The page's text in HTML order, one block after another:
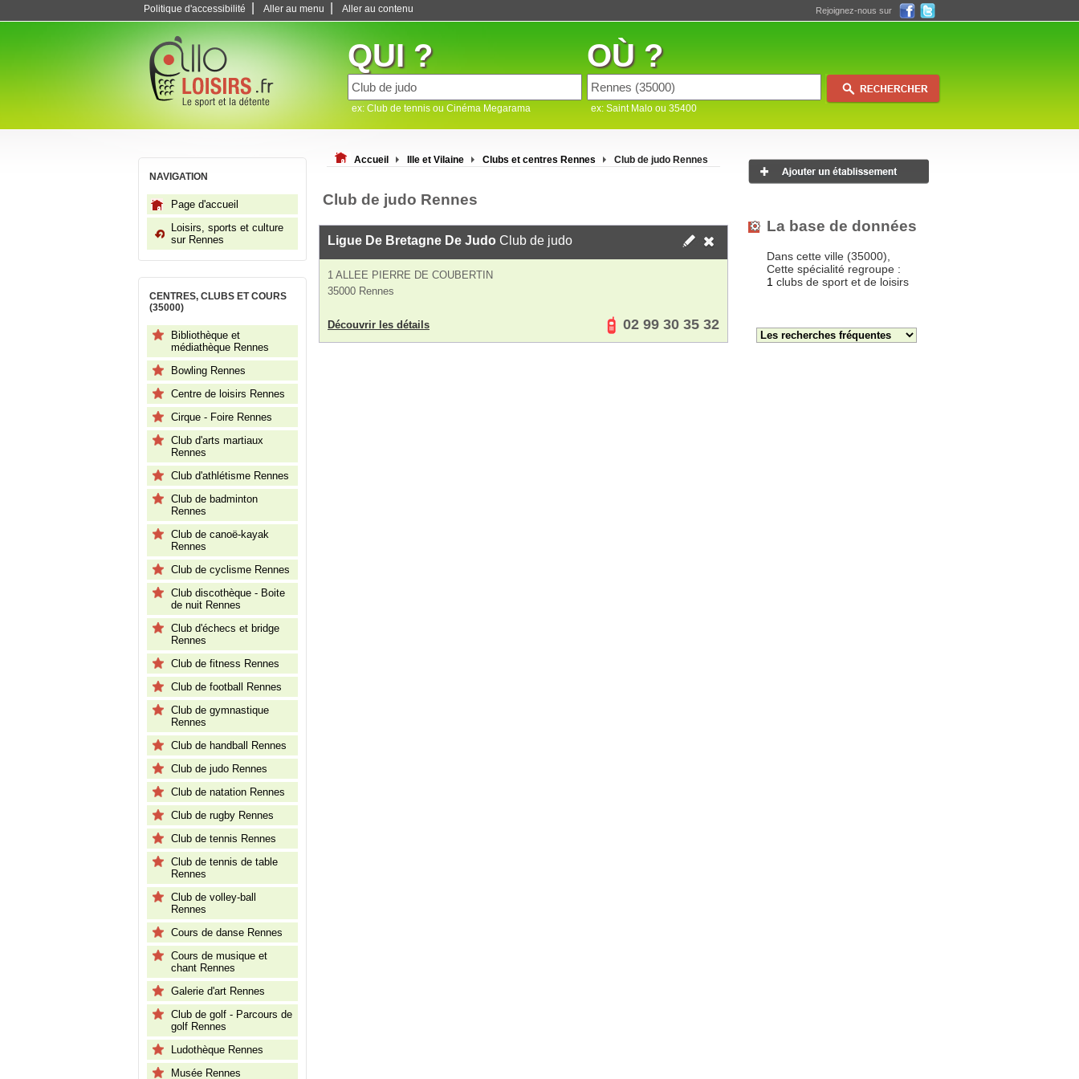
Politique d'accessibilité Aller au menu Aller au contenu Rejoignez-nous sur
QUI ?
ex: Club de tennis ou Cinéma Megarama
OÙ ?
ex: Saint Malo ou 35400
NAVIGATION
Page d'accueil
Loisirs, sports et culture
sur Rennes
CENTRES, CLUBS ET COURS
(35000)
Bibliothèque et
médiathèque Rennes
Bowling Rennes
Centre de loisirs Rennes
Cirque - Foire Rennes
Club d'arts martiaux
Rennes
Club d'athlétisme Rennes
Club de badminton
Rennes
Club de canoë-kayak
Rennes
Club de cyclisme Rennes
Club discothèque - Boite
de nuit Rennes
Club d'échecs et bridge
Rennes
Club de fitness Rennes
Club de football Rennes
Club de gymnastique
Rennes
Club de handball Rennes
Club de judo Rennes
Club de natation Rennes
Club de rugby Rennes
Club de tennis Rennes
Club de tennis de table
Rennes
Club de volley-ball
Rennes
Cours de danse Rennes
Cours de musique et
chant Rennes
Galerie d'art Rennes
Club de golf - Parcours de
golf Rennes
Ludothèque Rennes
Musée Rennes
Accueil Ille et Vilaine Clubs et centres Rennes Club de judo Rennes
Club de judo Rennes
Ligue De Bretagne De Judo Club de judo
1 ALLEE PIERRE DE COUBERTIN
35000 Rennes
Découvrir les détails 02 99 30 35 32
La base de données
Dans cette ville (35000),
Cette spécialité regroupe :
1 clubs de sport et de loisirs